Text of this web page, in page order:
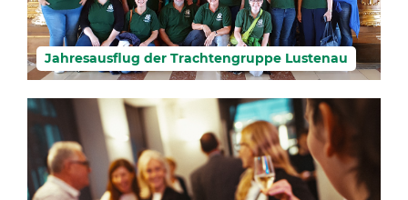
Jahresausflug der Trachtengruppe Lustenau